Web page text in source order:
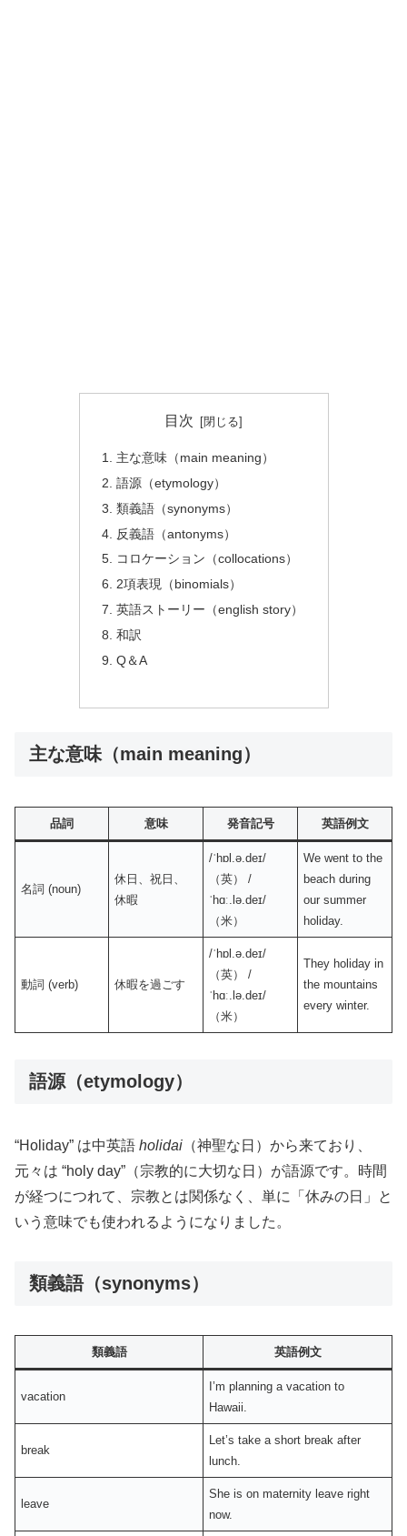
目次
主な意味（main meaning）
語源（etymology）
類義語（synonyms）
反義語（antonyms）
コロケーション（collocations）
2項表現（binomials）
英語ストーリー（english story）
和訳
Q＆A
主な意味（main meaning）
品詞 意味 発音記号 英語例文
名詞 (noun)
休日、祝日、
休暇
/ˈhɒl.ə.deɪ/
（英） /
ˈhɑː.lə.deɪ/
（米）
We went to the
beach during
our summer
holiday.
動詞 (verb) 休暇を過ごす
/ˈhɒl.ə.deɪ/
（英） /
ˈhɑː.lə.deɪ/
（米）
They holiday in
the mountains
every winter.
語源（etymology）
“Holiday” は中英語 holidai （神聖な日）から来ており、
元々は “holy day”（宗教的に大切な日）が語源です。時間
が経つにつれて、宗教とは関係なく、単に「休みの日」と
いう意味でも使われるようになりました。
類義語（synonyms）
類義語 英語例文
vacation
I’m planning a vacation to
Hawaii.
break
Let’s take a short break after
lunch.
leave
She is on maternity leave right
now.